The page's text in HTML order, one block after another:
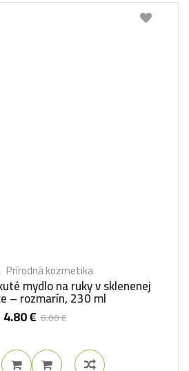
Prírodná kozmetika
mydlo na ruky v sklenenej
– rozmarín, 230 ml
6.00€
4.80€